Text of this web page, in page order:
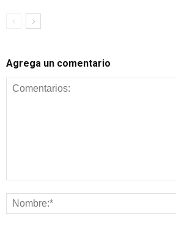
Agrega un comentario